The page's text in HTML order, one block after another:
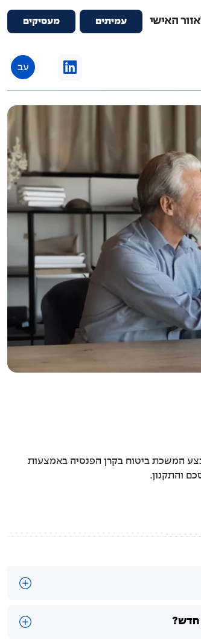
האישי עמיתים מעסיקים
עב
המשכת ביטוח בקרן הפנסיה באמצעות
והתקנון.
חדש?